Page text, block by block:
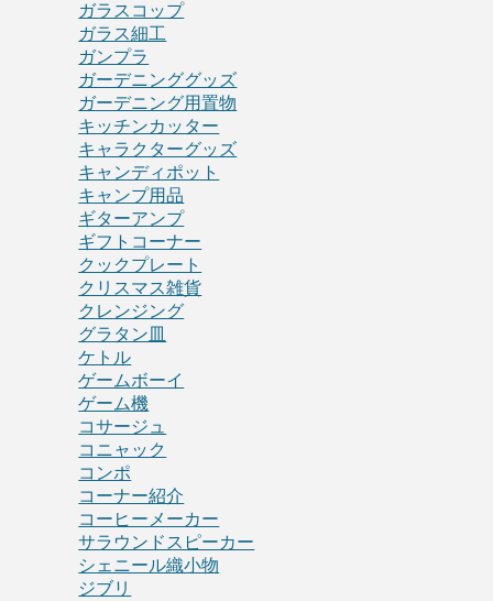
ガラスコップ
ガラス細工
ガンプラ
ガーデニンググッズ
ガーデニング用置物
キッチンカッター
キャラクターグッズ
キャンディポット
キャンプ用品
ギターアンプ
ギフトコーナー
クックプレート
クリスマス雑貨
クレンジング
グラタン皿
ケトル
ゲームボーイ
ゲーム機
コサージュ
コニャック
コンポ
コーナー紹介
コーヒーメーカー
サラウンドスピーカー
シェニール織小物
ジブリ